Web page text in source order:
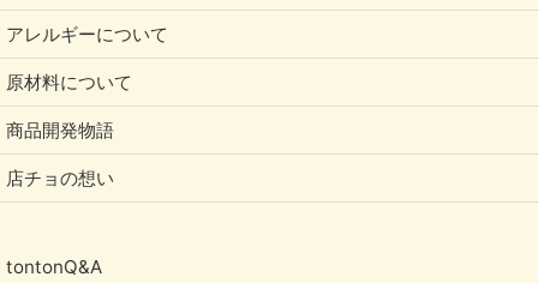
アレルギーについて
原材料について
商品開発物語
店チョの想い
tontonQ&A